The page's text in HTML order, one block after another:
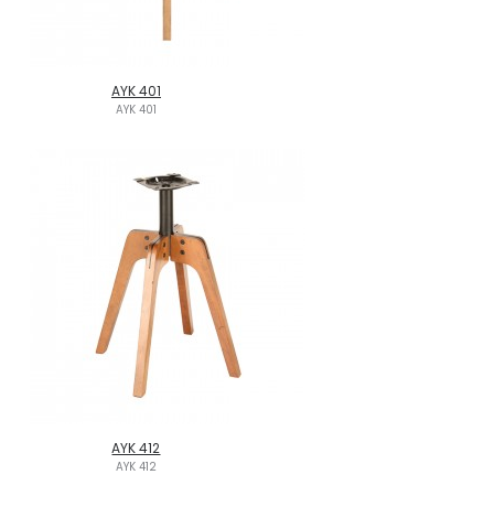
AYK 401
AYK 401
AYK 412
AYK 412